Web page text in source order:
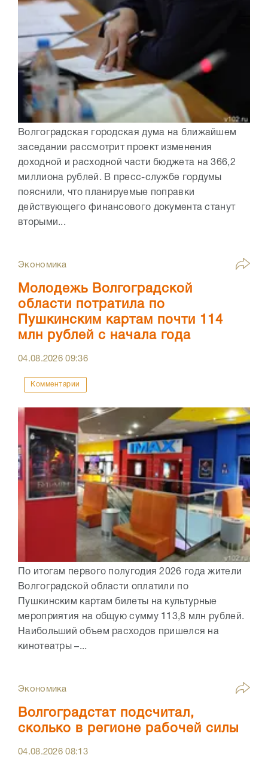
Волгоградская городская дума на ближайшем
заседании рассмотрит проект изменения
доходной и расходной части бюджета на 366,2
миллиона рублей. В пресс-службе гордумы
пояснили, что планируемые поправки
действующего финансового документа станут
вторыми...
Экономика
Молодежь Волгоградской
области потратила по
Пушкинским картам почти 114
млн рублей с начала года
04.08.202609:36
Комментарии
По итогам первого полугодия 2026 года жители
Волгоградской области оплатили по
Пушкинским картам билеты на культурные
мероприятия на общую сумму 113,8 млн рублей.
Наибольший объем расходов пришелся на
кинотеатры –...
Экономика
Волгоградстат подсчитал,
сколько в регионе рабочей силы
04.08.202608:13